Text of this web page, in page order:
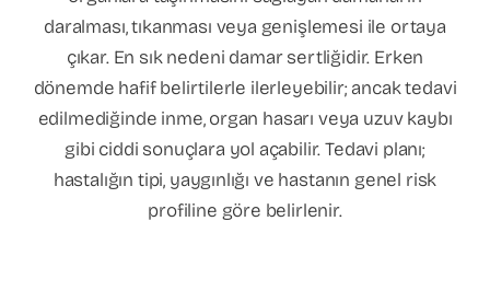
Toplardamar Hastalıkları
Varis Tedavisi
Kalp Cerrahisi
Hasta Bilgilendirme
daralması, tıkanması veya genişlemesi ile ortaya
çıkar. En sık nedeni damar sertliğidir. Erken
dönemde hafif belirtilerle ilerleyebilir; ancak tedavi
edilmediğinde inme, organ hasarı veya uzuv kaybı
gibi ciddi sonuçlara yol açabilir. Tedavi planı;
hastalığın tipi, yaygınlığı ve hastanın genel risk
profiline göre belirlenir.